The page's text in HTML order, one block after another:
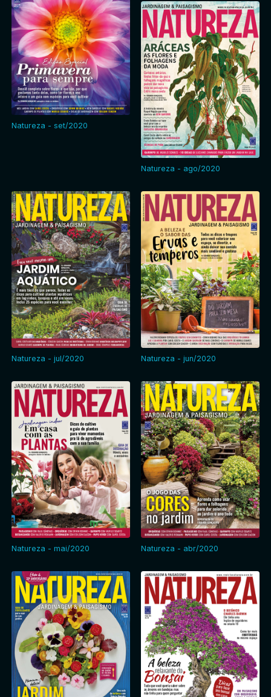
Natureza - set/2020
Natureza - ago/2020
Natureza - jul/2020 Natureza - jun/2020
Natureza - mai/2020 Natureza - abr/2020